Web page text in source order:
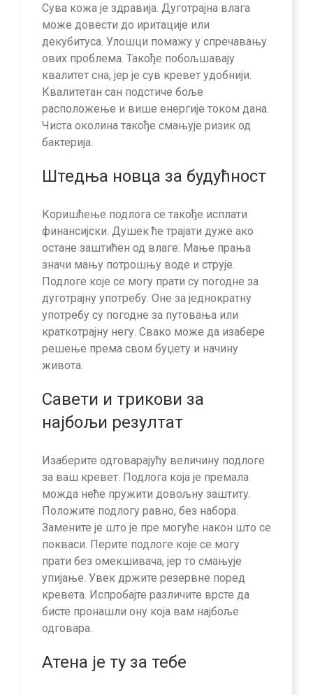
Сува кожа је здравија. Дуготрајна влага
може довести до иритације или
декубитуса. Улошци помажу у спречавању
ових проблема. Такође побољшавају
квалитет сна, јер је сув кревет удобнији.
Квалитетан сан подстиче боље
расположење и више енергије током дана.
Чиста околина такође смањује ризик од
бактерија.
Штедња новца за будућност
Коришћење подлога се такође исплати
финансијски. Душек ће трајати дуже ако
остане заштићен од влаге. Мање прања
значи мању потрошњу воде и струје.
Подлоге које се могу прати су погодне за
дуготрајну употребу. Оне за једнократну
употребу су погодне за путовања или
краткотрајну негу. Свако може да изабере
решење према свом буџету и начину
живота.
Савети и трикови за
најбољи резултат
Изаберите одговарајућу величину подлоге
за ваш кревет. Подлога која је премала
можда неће пружити довољну заштиту.
Положите подлогу равно, без набора.
Замените је што је пре могуће након што се
покваси. Перите подлоге које се могу
прати без омекшивача, јер то смањује
упијање. Увек држите резервне поред
кревета. Испробајте различите врсте да
бисте пронашли ону која вам најбоље
одговара.
Атена је ту за тебе